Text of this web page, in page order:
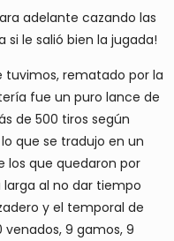
adelante cazando las
si le salió bien la jugada!
tuvimos, rematado por la
fue un puro lance de
de 500 tiros según
que se tradujo en un
los que quedaron por
al no dar tiempo
y el temporal de
venados, 9 gamos, 9